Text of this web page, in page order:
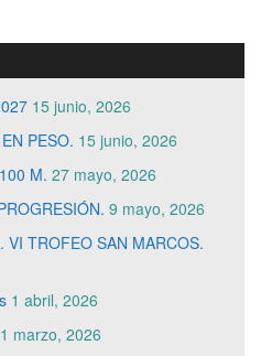
15 junio, 2026
PESO. 15 junio, 2026
M. 27 mayo, 2026
9 mayo, 2026
VI TROFEO SAN MARCOS.
1 abril, 2026
1 marzo, 2026